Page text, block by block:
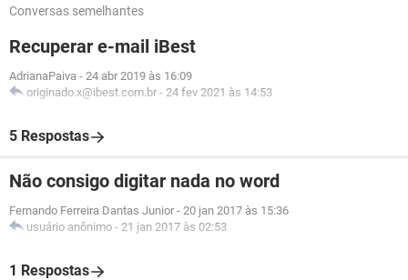
Conversas semelhantes
Recuperar e-mail iBest
AdrianaPaiva - 24 abr 2019 às 16:09
originado.x@ibest.com.br - 24 fev 2021 às 14:53
5 Respostas
Não consigo digitar nada no word
Fernando Ferreira Dantas Junior - 20 jan 2017 às 15:36
usuário anônimo - 21 jan 2017 às 02:53
1 Respostas